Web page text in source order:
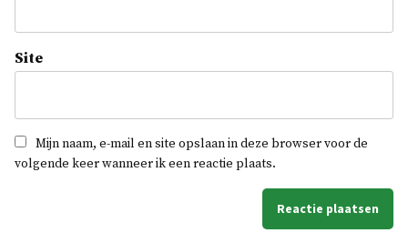
Site
Mijn naam, e-mail en site opslaan in deze browser voor de
volgende keer wanneer ik een reactie plaats.